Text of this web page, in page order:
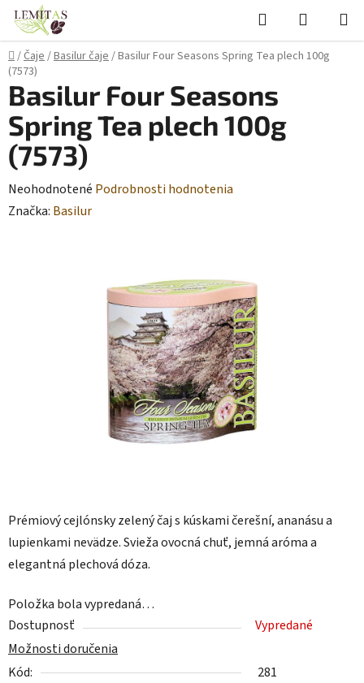
Prejsť
obsah
Hľadať
KOŠÍK
Domov
/Čaje/Basilur čaje/Basilur Four Seasons Spring Tea plech 100g
(7573)
Prémiový cejlónsky zelený čaj s kúskami čerešní, ananásu a
lupienkami nevädze. Svieža ovocná chuť, jemná aróma a
elegantná plechová dóza.
Položka bola vypredaná…
Dostupnosť
Vypredané
Možnosti doručenia
Kód:
281
Basilur Four Seasons
Spring Tea plech 100g
(7573)
Priemerné
hodnotenie
Neohodnotené Podrobnosti hodnotenia
Značka: Basilur